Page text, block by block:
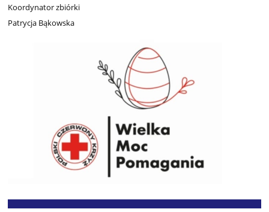
Koordynator zbiórki
Patrycja Bąkowska